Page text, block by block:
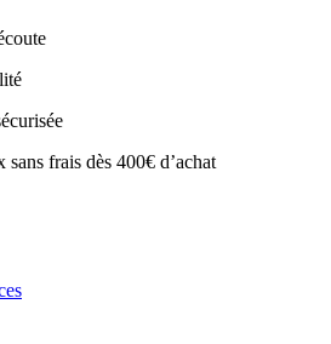
sans frais dès 400€ d’achat